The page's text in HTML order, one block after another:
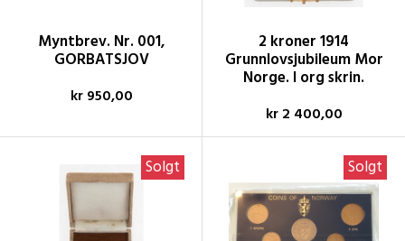
Myntbrev. Nr. 001,
GORBATSJOV
kr 950,00
2 kroner 1914
Grunnlovsjubileum Mor
Norge. I org skrin.
kr 2 400,00
Solgt Solgt